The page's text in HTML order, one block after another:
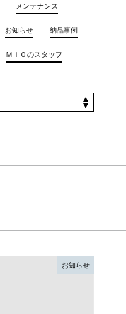
メンテナンス
お知らせ 納品事例
ＭＩＯのスタッフ
お知らせ